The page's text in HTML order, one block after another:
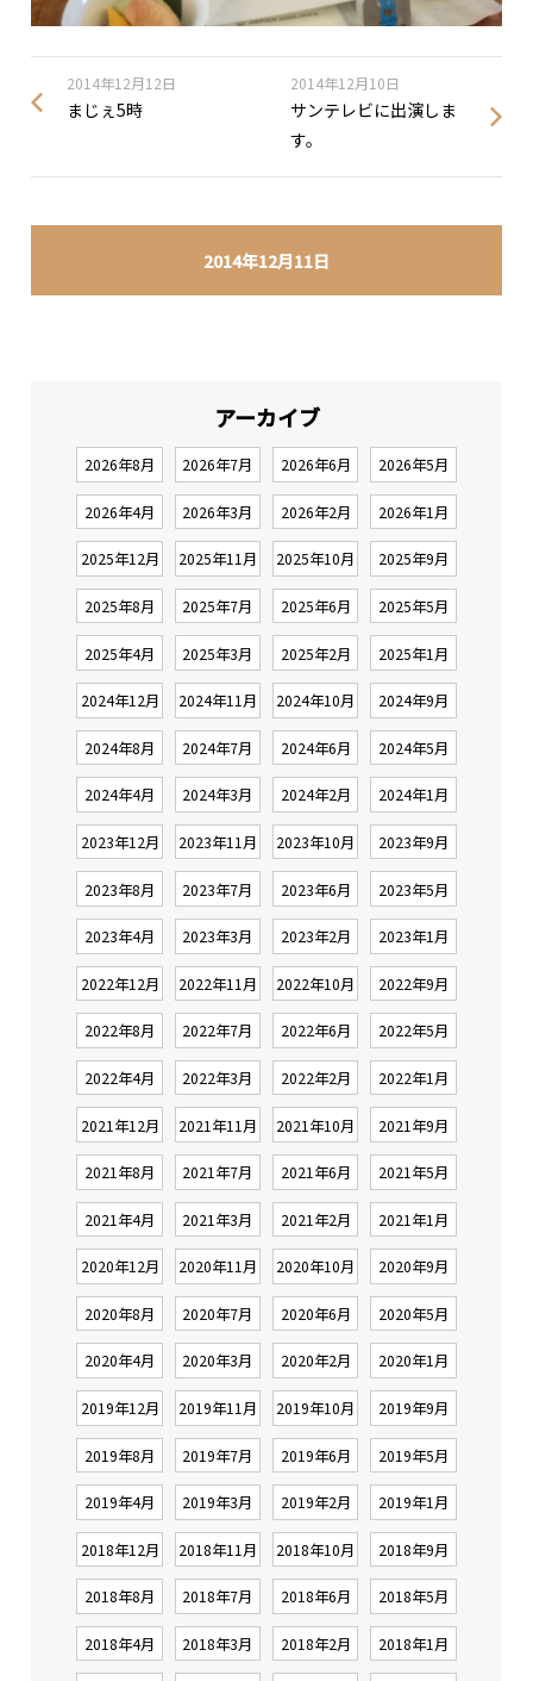
2014年12月11日
2014年12月12日
まじぇ5時
2014年12月10日
サンテレビに出演しま
す。
アーカイブ
2026年8月 2026年7月 2026年6月 2026年5月
2026年4月 2026年3月 2026年2月 2026年1月
2025年12月 2025年11月 2025年10月 2025年9月
2025年8月 2025年7月 2025年6月 2025年5月
2025年4月 2025年3月 2025年2月 2025年1月
2024年12月 2024年11月 2024年10月 2024年9月
2024年8月 2024年7月 2024年6月 2024年5月
2024年4月 2024年3月 2024年2月 2024年1月
2023年12月 2023年11月 2023年10月 2023年9月
2023年8月 2023年7月 2023年6月 2023年5月
2023年4月 2023年3月 2023年2月 2023年1月
2022年12月 2022年11月 2022年10月 2022年9月
2022年8月 2022年7月 2022年6月 2022年5月
2022年4月 2022年3月 2022年2月 2022年1月
2021年12月 2021年11月 2021年10月 2021年9月
2021年8月 2021年7月 2021年6月 2021年5月
2021年4月 2021年3月 2021年2月 2021年1月
2020年12月 2020年11月 2020年10月 2020年9月
2020年8月 2020年7月 2020年6月 2020年5月
2020年4月 2020年3月 2020年2月 2020年1月
2019年12月 2019年11月 2019年10月 2019年9月
2019年8月 2019年7月 2019年6月 2019年5月
2019年4月 2019年3月 2019年2月 2019年1月
2018年12月 2018年11月 2018年10月 2018年9月
2018年8月 2018年7月 2018年6月 2018年5月
2018年4月 2018年3月 2018年2月 2018年1月